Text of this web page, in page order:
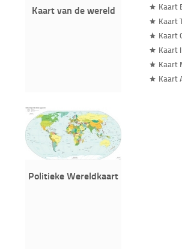
Kaart van de wereld
Politieke Wereldkaart
Kaart
Kaart
Kaart
Kaart
Kaart
Kaart